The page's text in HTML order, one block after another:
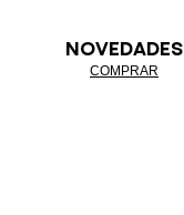
NOVEDADES
COMPRAR